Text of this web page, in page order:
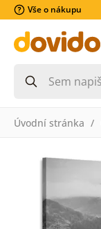
Vše o nákupu
Úvodní stránka